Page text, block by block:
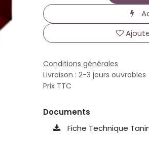
Conditions générales
Livraison : 2-3 jours ouvrables
Prix TTC
Documents
Fiche Technique